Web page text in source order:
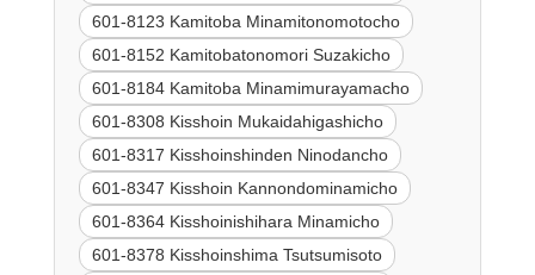
601-8123 Kamitoba Minamitonomotocho
601-8152 Kamitobatonomori Suzakicho
601-8184 Kamitoba Minamimurayamacho
601-8308 Kisshoin Mukaidahigashicho
601-8317 Kisshoinshinden Ninodancho
601-8347 Kisshoin Kannondominamicho
601-8364 Kisshoinishihara Minamicho
601-8378 Kisshoinshima Tsutsumisoto